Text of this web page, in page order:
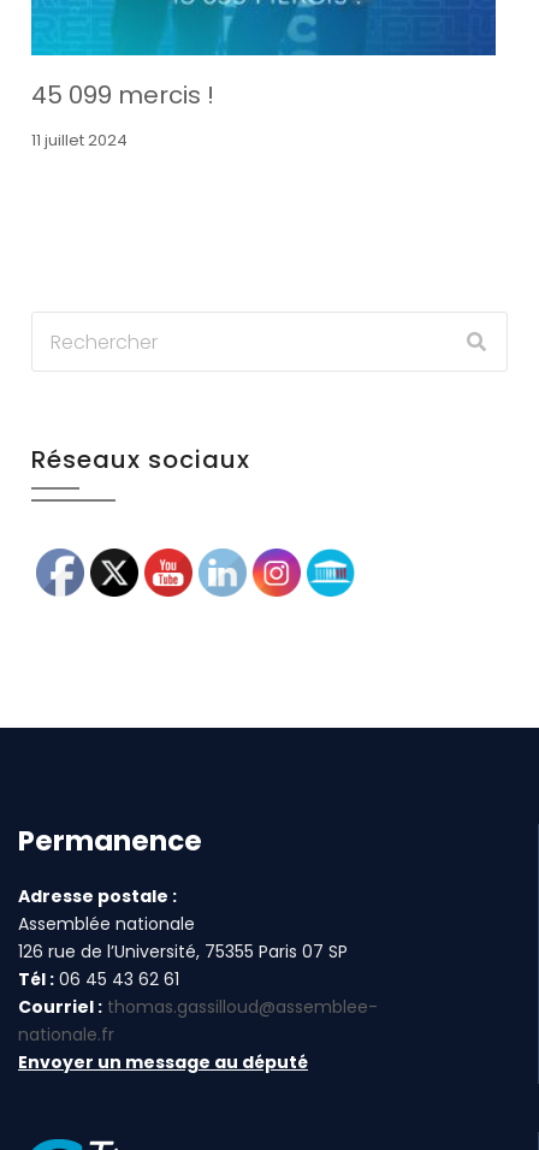
45 099 mercis !
11 juillet 2024
Réseaux sociaux
Permanence
Adresse postale :
Assemblée nationale
126 rue de l’Université, 75355 Paris 07 SP
Tél : 06 45 43 62 61
Courriel : thomas.gassilloud@assemblee-
nationale.fr
Envoyer un message au député